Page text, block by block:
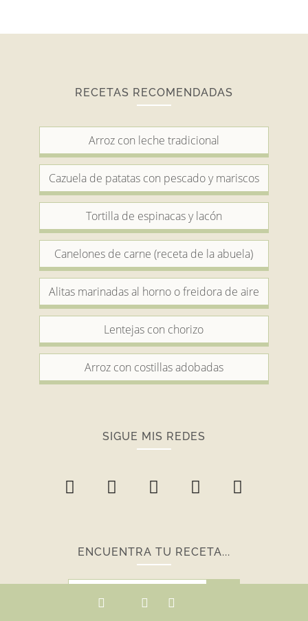
RECETAS RECOMENDADAS
Arroz con leche tradicional
Cazuela de patatas con pescado y mariscos
Tortilla de espinacas y lacón
Canelones de carne (receta de la abuela)
Alitas marinadas al horno o freidora de aire
Lentejas con chorizo
Arroz con costillas adobadas
SIGUE MIS REDES
ENCUENTRA TU RECETA...